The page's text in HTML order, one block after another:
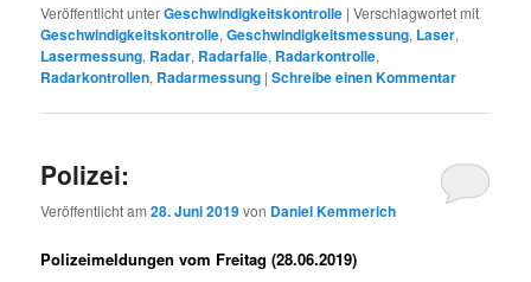
Veröffentlicht unterGeschwindigkeitskontrolle |Verschlagwortet mit
Geschwindigkeitskontrolle,Geschwindigkeitsmessung, Laser,
Lasermessung, Radar, Radarfalle, Radarkontrolle,
Radarkontrollen, Radarmessung |Schreibe einen Kommentar
Polizei:
Veröffentlicht am28. Juni 2019von Daniel Kemmerich
Polizeimeldungen vom Freitag (28.06.2019)